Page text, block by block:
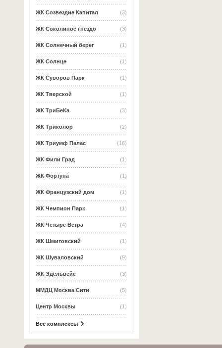
(3)
ЖК Созвездие Капитал
(3)
ЖК Соколиное гнездо
(1)
ЖК Солнечный берег
(1)
ЖК Солнце
(1)
ЖК Суворов Парк
(1)
ЖК Тверской
(3)
ЖК ТриБеКа
(2)
ЖК Триколор
(16)
ЖК Триумф Палас
(1)
ЖК Фили Град
(1)
ЖК Фортуна
(1)
ЖК Французский дом
(1)
ЖК Чемпион Парк
(4)
ЖК Четыре Ветра
(1)
ЖК Шмитовский
(9)
ЖК Шуваловский
(3)
ЖК Эдельвейс
(5)
ММДЦ Москва Сити
(1)
Центр Москвы
Все комплексы